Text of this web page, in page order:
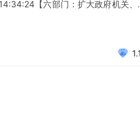
【六部门：扩大政府机关、